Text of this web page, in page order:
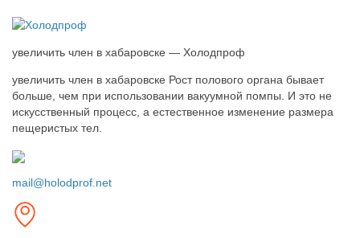
увеличить член в хабаровске — Холодпроф
увеличить член в хабаровске Рост полового органа бывает
больше, чем при использовании вакуумной помпы. И это не
искусственный процесс, а естественное изменение размера
пещеристых тел.
mail@holodprof.net